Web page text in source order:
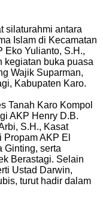
silaturahmi antara
Islam di Kecamatan
Eko Yulianto, S.H.,
kegiatan buka puasa
Wajik Suparman,
Kabupaten Karo.
Tanah Karo Kompol
AKP Henry D.B.
S.H., Kasat
AKP El
Ginting, serta
Berastagi. Selain
Ustad Darwin,
turut hadir dalam